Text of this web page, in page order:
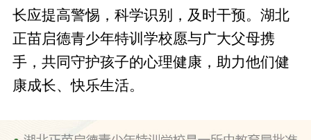
长应提高警惕，科学识别，及时干预。湖北
正苗启德青少年特训学校愿与广大父母携
手，共同守护孩子的心理健康，助力他们健
康成长、快乐生活。